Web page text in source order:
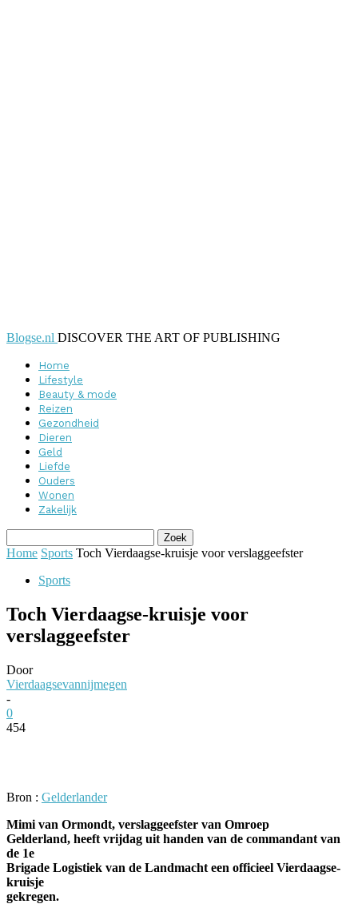
Blogse.nl DISCOVER THE ART OF PUBLISHING
Home
Lifestyle
Beauty & mode
Reizen
Gezondheid
Dieren
Geld
Liefde
Ouders
Wonen
Zakelijk
Home Sports Toch Vierdaagse-kruisje voor verslaggeefster
Sports
Toch Vierdaagse-kruisje voor
verslaggeefster
Door
Vierdaagsevannijmegen
-
0
454
Bron : Gelderlander
Mimi van Ormondt, verslaggeefster van Omroep
Gelderland, heeft vrijdag uit handen van de commandant van
de 1e
Brigade Logistiek van de Landmacht een officieel Vierdaagse-
kruisje
gekregen.